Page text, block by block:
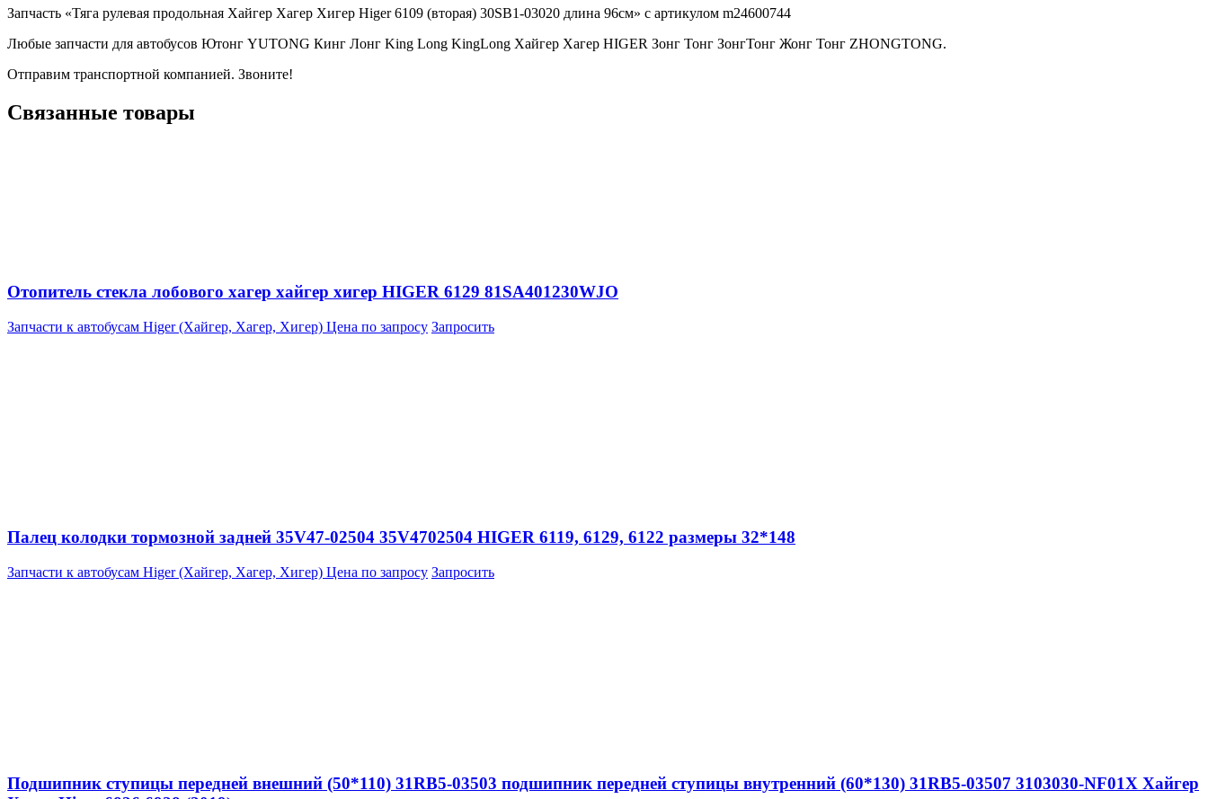
Запчасть «Тяга рулевая продольная Хайгер Хагер Хигер Higer 6109 (вторая) 30SB1-03020 длина 96см» с артикулом m24600744
Любые запчасти для автобусов Ютонг YUTONG Кинг Лонг King Long KingLong Хайгер Хагер HIGER Зонг Тонг ЗонгТонг Жонг Тонг ZHONGTONG.
Отправим транспортной компанией. Звоните!
Связанные товары
Отопитель стекла лобового хагер хайгер хигер HIGER 6129 81SA401230WJO
Запчасти к автобусам Higer (Хайгер, Хагер, Хигер) Цена по запросу Запросить
Палец колодки тормозной задней 35V47-02504 35V4702504 HIGER 6119, 6129, 6122 размеры 32*148
Запчасти к автобусам Higer (Хайгер, Хагер, Хигер) Цена по запросу Запросить
Подшипник ступицы передней внешний (50*110) 31RB5-03503 подшипник передней ступицы внутренний (60*130) 31RB5-03507 3103030-NF01X Хайгер